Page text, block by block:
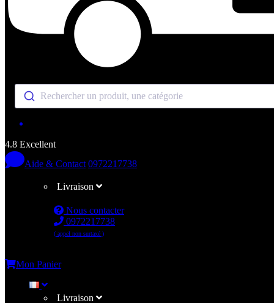
Rechercher un produit, une catégorie
4.8 Excellent
Aide & Contact 0972217738
Livraison
Nous contacter
0972217738
( appel non surtaxé )
Mon Panier
Livraison